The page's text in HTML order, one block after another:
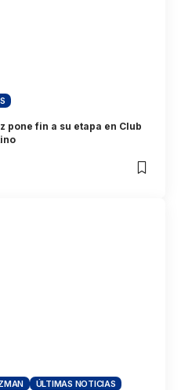
pone fin a su etapa en Club
ÚLTIMAS NOTICIAS